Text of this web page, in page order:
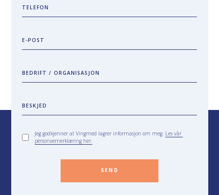
TELEFON
E-POST
BEDRIFT / ORGANISASJON
BESKJED
Jeg godkjenner at Vingmed lagrer informasjon om meg. Les vår
personvernerklæring her.
SEND